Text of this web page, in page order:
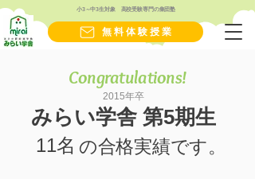
小3～中3生対象 高校受験専門の集団塾
無料体験授業
Congratulations!
2015年卒
みらい学舎 第5期生
11名 ​の合格実績です。